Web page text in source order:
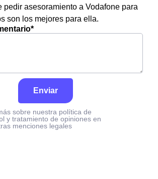
pedir asesoramiento a Vodafone para
son los mejores para ella.
Enviar
sobre nuestra política de
y tratamiento de opiniones en
menciones legales